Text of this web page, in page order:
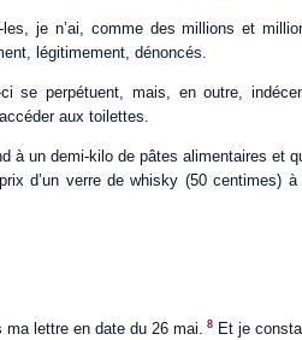
je n’ai, comme des millions et
légitimement, dénoncés.
se perpétuent, mais, en outre,
aux toilettes.
à un demi-kilo de pâtes alimentaires et
d’un verre de whisky (50 centimes) à
lettre en date du 26 mai. 8 Et je